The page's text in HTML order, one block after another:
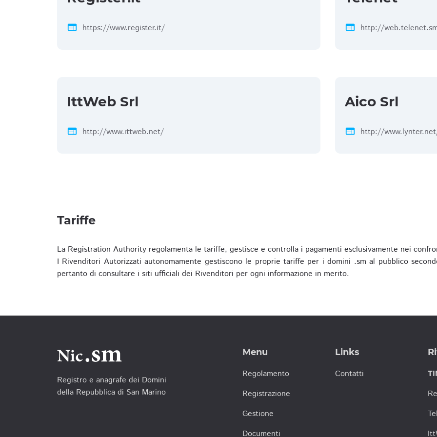
web https://www.register.it/ web http://
IttWeb Srl
web http://www.ittweb.net/
Aico Srl
web http://
Tariffe
La Registration Authority regolamenta le tariffe, gestisce e controlla i pagamenti esclusivamente nei
I Rivenditori Autorizzati autonomamente gestiscono le proprie tariffe per i domini .sm al pubblico
pertanto di consultare i siti ufficiali dei Rivenditori per ogni informazione in merito.
Registro e anagrafe dei Domini
della Repubblica di San Marino
Menu
Regolamento
Registrazione
Gestione
Documenti
Links
Contatti